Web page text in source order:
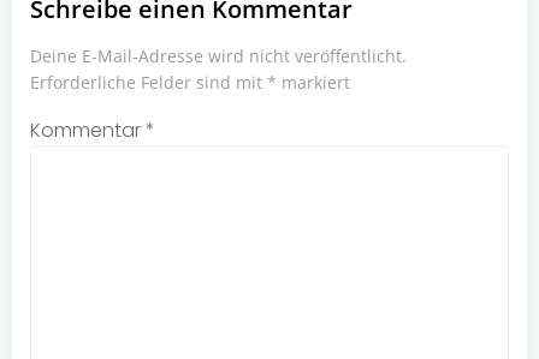
Schreibe einen Kommentar
Deine E-Mail-Adresse wird nicht veröffentlicht.
Erforderliche Felder sind mit * markiert
Kommentar*